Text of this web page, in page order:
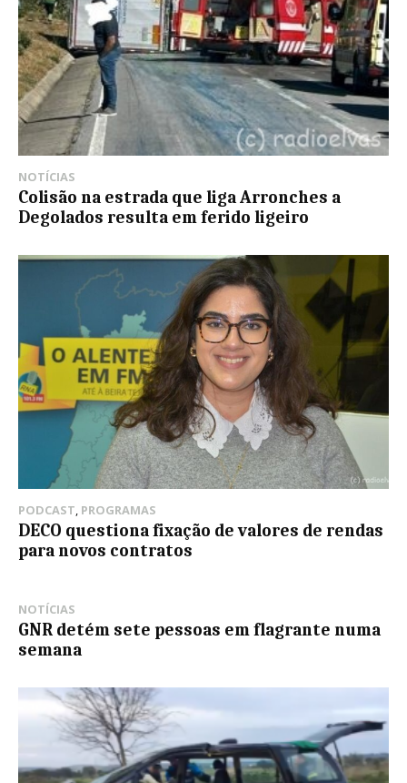
NOTÍCIAS
Colisão na estrada que liga Arronches a
Degolados resulta em ferido ligeiro
PODCAST, PROGRAMAS
DECO questiona fixação de valores de rendas
para novos contratos
NOTÍCIAS
GNR detém sete pessoas em flagrante numa
semana